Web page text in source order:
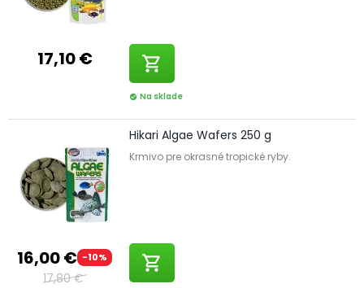
17,10 € shopping_cart
check_circle Na sklade
16,00 € -10%
17,80 €
Hikari Algae Wafers 250 g
Krmivo pre okrasné tropické ryby.
shopping_cart